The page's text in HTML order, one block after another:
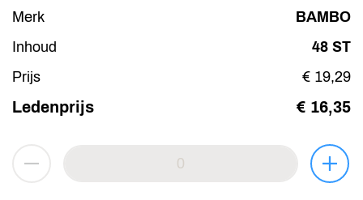
Merk
BAMBO
Inhoud
48 ST
Prijs
€ 19,29
Ledenprijs € 16,35